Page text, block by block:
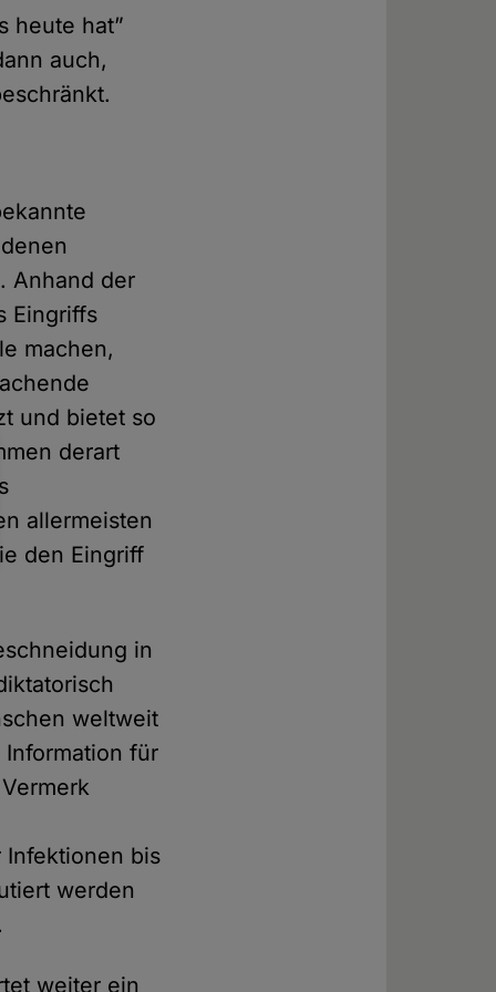
heute hat”
auch,
Anhand der
Eingriffs
machen,
und bietet so
derart
allermeisten
den Eingriff
in
weltweit
für
Infektionen bis
werden
weiter ein